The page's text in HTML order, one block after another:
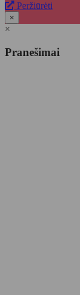
Peržiūrėti
×
×
Pranešimai